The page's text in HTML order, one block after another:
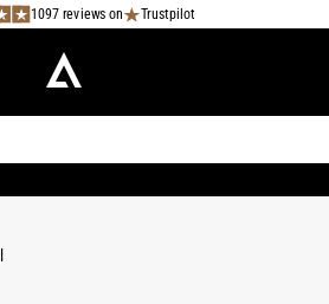
1097 reviews on Trustpilot